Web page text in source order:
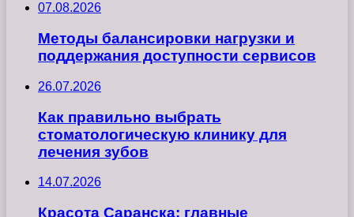
07.08.2026
Методы балансировки нагрузки и
поддержания доступности сервисов
26.07.2026
Как правильно выбрать
стоматологическую клинику для
лечения зубов
14.07.2026
Красота Саранска: главные